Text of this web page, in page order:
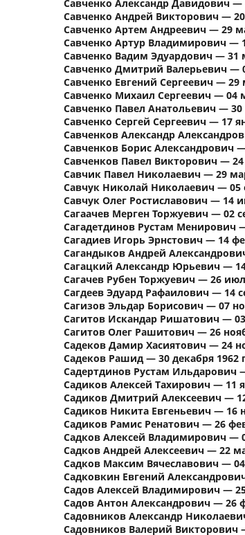
Савченко Александр Давидович —
Савченко Андрей Викторович — 20
Савченко Артем Андреевич — 29
Савченко Артур Владимирович —
Савченко Вадим Эдуардович — 31
Савченко Дмитрий Валерьевич —
Савченко Евгений Сергеевич — 29
Савченко Михаил Сергеевич — 04
Савченко Павел Анатольевич — 30
Савченко Сергей Сергеевич — 17
Савченков Александр
Савченков Борис Александрович
Савченков Павел Викторович — 24
Савчик Павел Николаевич — 29
Савчук Николай Николаевич — 05
Савчук Олег Ростиславович — 14
Сагаачев Мерген Торжуевич — 02
Сагадетдинов Рустам Менирович —
Сагадиев Игорь Эрнстович — 14
Сагандыков Андрей
Сагацкий Александр Юрьевич — 14
Сагачев Рубен Торжуевич — 26
Сагдеев Эдуард Рафаилович — 14
Сагизов Эльдар Борисович — 07
Сагитов Искандар Ришатович —
Сагитов Олег Рашитович — 26
Садеков Дамир Хасиятович — 24
Садеков Рашид — 30 декабря 1962
Садертдинов Рустам Ильдарович
Садиков Алексей Тахирович — 11
Садиков Дмитрий Алексеевич — 12
Садиков Никита Евгеньевич — 16
Садиков Рамис Ренатович — 26
Садков Алексей Владимирович —
Садков Андрей Алексеевич — 22
Садков Максим Вячеславович — 04
Садковкин Евгений
Садов Алексей Владимирович —
Садов Антон Александрович — 26
Садовников Александр
Садовников Валерий Викторович